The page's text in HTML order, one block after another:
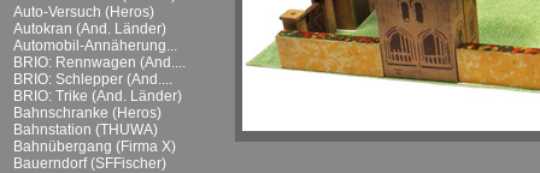
Auto-Versuch (Heros)
Autokran (And. Länder)
Automobil-Annäherung...
BRIO: Rennwagen (And....
BRIO: Schlepper (And....
BRIO: Trike (And. Länder)
Bahnschranke (Heros)
Bahnstation (THUWA)
Bahnübergang (Firma X)
Bauerndorf (SFFischer)